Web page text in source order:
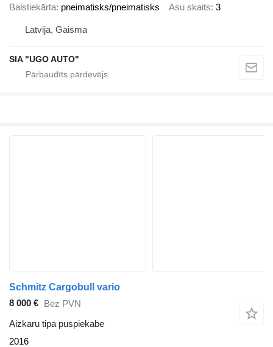
Balstiekārta pneimatisks/pneimatisks Asu skaits 3
Latvija, Gaisma
SIA "UGO AUTO"
Schmitz Cargobull vario
8 000 €
Bez PVN
Aizkaru tipa puspiekabe
2016